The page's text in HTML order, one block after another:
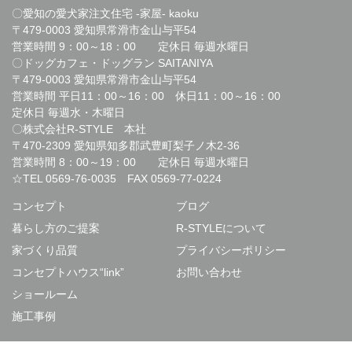
〇愛知の愛犬家注文住宅 -家屋- kaoku
〒479-0003 愛知県常滑市金山与平54
営業時間 9：00～18：00 定休日 毎週水曜日
〇ドッグカフェ・ドッグラン SAITANIYA
〒479-0003 愛知県常滑市金山与平54
営業時間 平日11：00～16：00 休日11：00～16：00
定休日 毎週水・木曜日
〇株式会社R-STYLE 本社
〒470-2309 愛知県知多郡武豊町梨子ノ木2-36
営業時間 8：00～19：00 定休日 毎週水曜日
☆TEL 0569-76-0035 FAX 0569-77-0224
コンセプト
暮らし方のご提案
家づくり品質
コンセプトハウス“link”
ショールーム
施工事例
ブログ
R-STYLEについて
プライバシーポリシー
お問い合わせ